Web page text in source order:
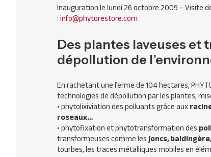
Inauguration le lundi 26 octobre 2009 – Visite
:info@phytorestore.com
Des plantes laveuses et
dépollution de
En rachetant une ferme de 104 hectares,
technologies de dépollution par les plantes,
• phytolixiviation des polluants grâce aux
roseaux…
• phytofixation et phytotransformation des
transformeuses comme lesjoncs,
tourbes, les traces métalliques mobiles en